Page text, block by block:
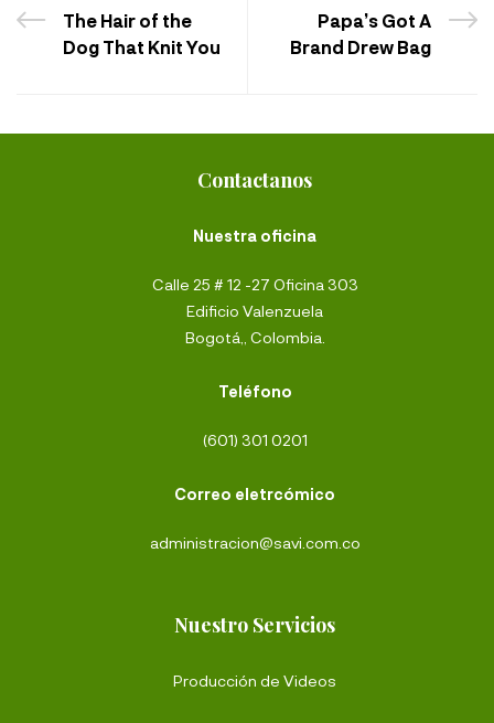
The Hair of the
Dog That Knit You
Papa’s Got A
Brand Drew Bag
Contactanos
Nuestra oficina
Calle 25 # 12 -27 Oficina 303
Edificio Valenzuela
Bogotá,, Colombia.
Teléfono
(601) 301 0201
Correo eletrcómico
administracion@savi.com.co
Nuestro Servicios
Producción de Videos